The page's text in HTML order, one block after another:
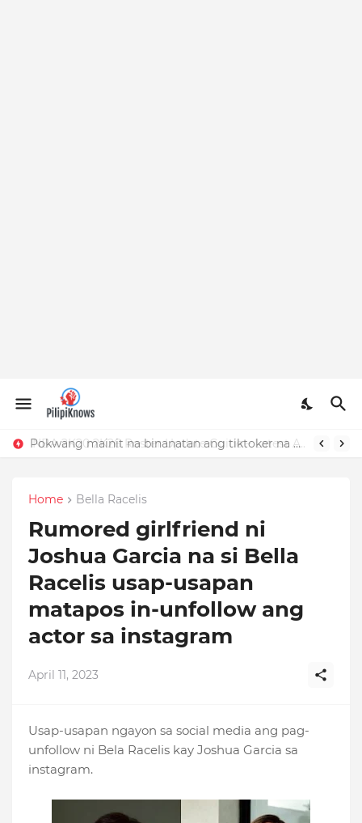
NBA 2K20 2K26 Roster Update Guide – Latest APK, OBB, Mod Menu by JMGAMERYT
Pokwang mainit na binanatan ang tiktoker na nandidiri sa Sardinas
Home Bella Racelis
Rumored girlfriend ni
Joshua Garcia na si Bella
Racelis usap-usapan
matapos in-unfollow ang
actor sa instagram
April 11, 2023
Usap-usapan ngayon sa social media ang pag-
unfollow ni Bela Racelis kay Joshua Garcia sa
instagram.